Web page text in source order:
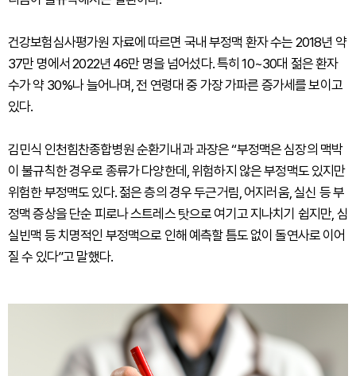
건강보험심사평가원 자료에 따르면 국내 부정맥 환자 수는 2018년 약
37만 명에서 2022년 46만 명을 넘어섰다. 특히 10~30대 젊은 환자
수가 약 30%나 늘어나며, 전 연령대 중 가장 가파른 증가세를 보이고
있다.
김민식 인천힘찬종합병원 순환기내과 과장은 “부정맥은 심장의 맥박
이 불규칙한 경우로 종류가 다양한데, 위험하지 않은 부정맥도 있지만
위험한 부정맥도 있다. 젊은 층의 경우 두근거림, 어지러움, 실신 등 부
정맥 증상을 단순 피로나 스트레스 탓으로 여기고 지나치기 쉽지만, 심
실빈맥 등 치명적인 부정맥으로 인해 예측할 틈도 없이 돌연사로 이어
질 수 있다”고 말했다.